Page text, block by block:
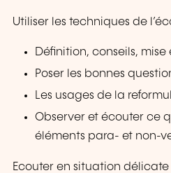
Utiliser les techniques de
Définition, conseils,
Poser les bonnes
Les usages de la
Observer et écouter ce
éléments para- et non-
Ecouter en situation délicate